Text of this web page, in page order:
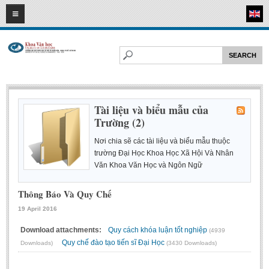
08 2026
HOME
Faculty of Literature
Departments
Department of Vietnamese Literature
Department of Literary Theory and Criticism
Department of Foreign Literatures and Comparative Literature
Department of Arts Studies
Images - Events
ACADEMIC
Tài liệu và biểu mẫu của
Trường (2)
Nơi chia sẽ các tài liệu và biểu mẫu thuộc
trường Đại Học Khoa Học Xã Hội Và Nhân
Văn Khoa Văn Học và Ngôn Ngữ
Thông Báo Và Quy Chế
19 April 2016
Download attachments: Quy cách khóa luận tốt nghiệp (4939
Downloads)
Quy chế đào tạo tiến sĩ Đại Học (3430 Downloads)